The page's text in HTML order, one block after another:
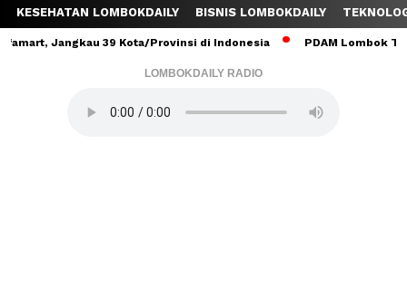
KESEHATAN LOMBOKDAILY BISNIS LOMBOKDAILY
Jangkau 39 Kota/Provinsi di Indonesia PDAM Lombok Tengah
LOMBOKDAILY RADIO